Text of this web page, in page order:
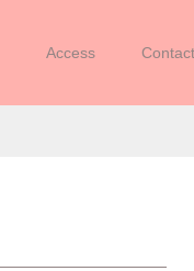
Access Contact